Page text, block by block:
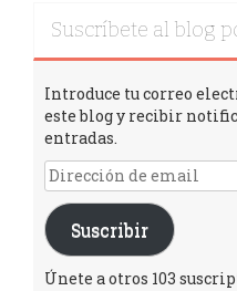
Suscríbete al blog
Introduce tu correo
este blog y recibir
entradas.
Suscribir
Únete a otros 103